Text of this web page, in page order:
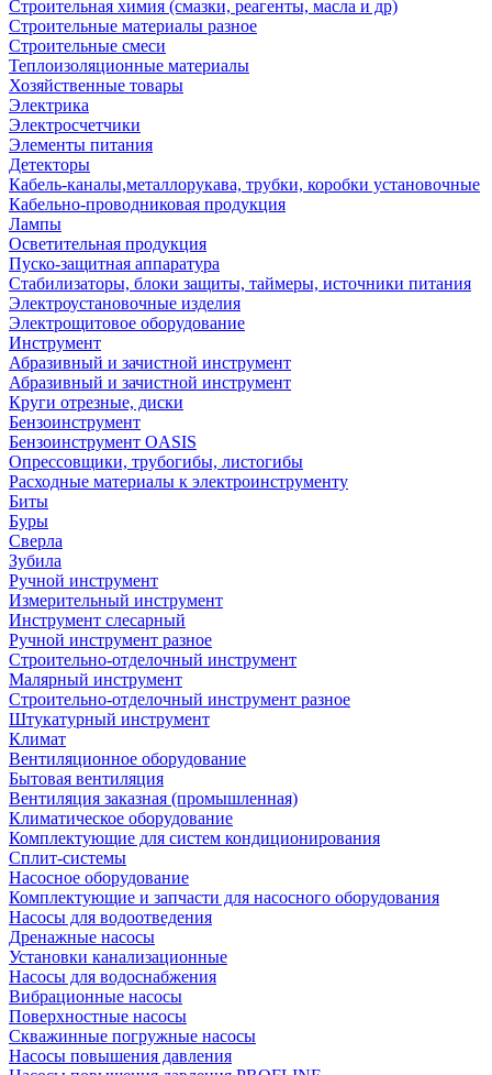
Строительная химия (смазки, реагенты, масла и др)
Строительные материалы разное
Строительные смеси
Теплоизоляционные материалы
Хозяйственные товары
Электрика
Электросчетчики
Элементы питания
Детекторы
Кабель-каналы,металлорукава, трубки, коробки установочные
Кабельно-проводниковая продукция
Лампы
Осветительная продукция
Пуско-защитная аппаратура
Стабилизаторы, блоки защиты, таймеры, источники питания
Электроустановочные изделия
Электрощитовое оборудование
Инструмент
Абразивный и зачистной инструмент
Абразивный и зачистной инструмент
Круги отрезные, диски
Бензоинструмент
Бензоинструмент OASIS
Опрессовщики, трубогибы, листогибы
Расходные материалы к электроинструменту
Биты
Буры
Сверла
Зубила
Ручной инструмент
Измерительный инструмент
Инструмент слесарный
Ручной инструмент разное
Строительно-отделочный инструмент
Малярный инструмент
Строительно-отделочный инструмент разное
Штукатурный инструмент
Климат
Вентиляционное оборудование
Бытовая вентиляция
Вентиляция заказная (промышленная)
Климатическое оборудование
Комплектующие для систем кондиционирования
Сплит-системы
Насосное оборудование
Комплектующие и запчасти для насосного оборудования
Насосы для водоотведения
Дренажные насосы
Установки канализационные
Насосы для водоснабжения
Вибрационные насосы
Поверхностные насосы
Скважинные погружные насосы
Насосы повышения давления